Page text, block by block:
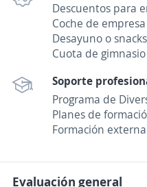
Descuentos para
Coche de empresa
Desayuno o
Cuota de gimnasio
Soporte
Programa de
Planes de
Formación externa
Evaluación general